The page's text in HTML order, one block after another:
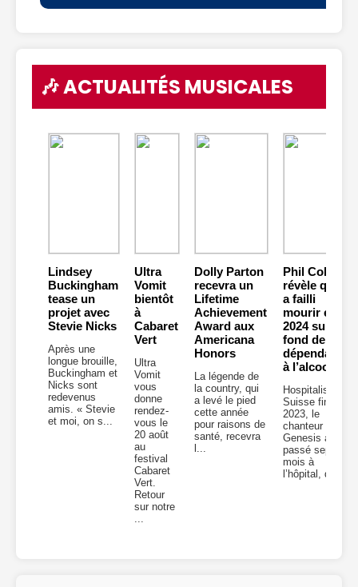
🎶 ACTUALITÉS MUSICALES
Lindsey
Buckingham
tease un
projet avec
Stevie Nicks
Après une
longue brouille,
Buckingham et
Nicks sont
redevenus
amis. « Stevie
et moi, on s...
Ultra
Vomit
bientôt
à
Cabaret
Vert
Ultra
Vomit
vous
donne
rendez-
vous le
20 août
au
festival
Cabaret
Vert.
Retour
sur notre
Dolly Parton
recevra un
Lifetime
Achievement
Award aux
Americana
Honors
La légende de
la country, qui
a levé le pied
cette année
pour raisons de
santé, recevra
l...
Phil Collins
révèle qu’il
a failli
mourir en
2024 sur
fond de
dépendance
à l’alcool
Hospitalisé en
Suisse fin
2023, le
chanteur de
Genesis a
passé sept
mois à
l’hôpital, don...